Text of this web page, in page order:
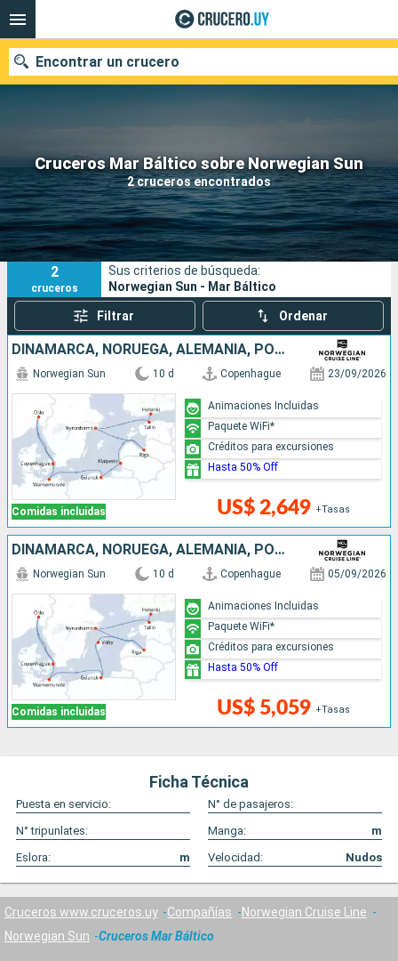
Cruceros Mar Báltico sobre Norwegian Sun
2 cruceros encontrados
Encontrar un crucero
Nuestros destinos
Fecha de salida
Puertos Compañías
Buscar
2
cruceros
Sus criterios de búsqueda:
Norwegian Sun - Mar Báltico
Filtrar Ordenar
DINAMARCA, NORUEGA, ALEMANIA, POLONIA, LITUANIA, LETONIA, SUECIA, ESTONIA, FINLANDIA
Comidas incluidas
Norwegian Sun 10 d Copenhague 23/09/2026
US$ 2,649 +Tasas
Animaciones Incluidas
Paquete WiFi*
Créditos para excursiones
Hasta 50% Off
DINAMARCA, NORUEGA, ALEMANIA, POLONIA, LETONIA, SUECIA, ESTONIA, FINLANDIA
Comidas incluidas
Norwegian Sun 10 d Copenhague 05/09/2026
US$ 5,059 +Tasas
Animaciones Incluidas
Paquete WiFi*
Créditos para excursiones
Hasta 50% Off
Ficha Técnica
Puesta en servicio:
N° de pasajeros:
N° tripunlates:
Manga:
m
Eslora:
m Velocidad: Nudos
Cruceros www.cruceros.uy Compañías
Norwegian Cruise Line
Norwegian Sun
Cruceros Mar Báltico